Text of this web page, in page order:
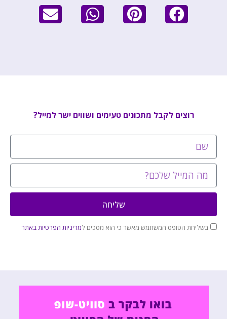
רוצים לקבל מתכונים טעימים ושווים ישר למייל?
בשליחת הטופס המשתמש מאשר כי הוא מסכים למדיניות הפרטיות באתר
שליחה